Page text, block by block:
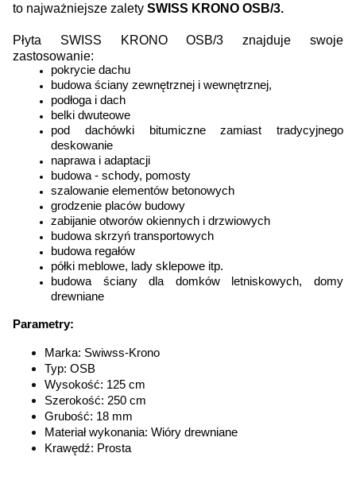
to najważniejsze zalety SWISS KRONO OSB/3.
Płyta SWISS KRONO OSB/3 znajduje swoje
zastosowanie:
pokrycie dachu
budowa ściany zewnętrznej i wewnętrznej,
podłoga i dach
belki dwuteowe
pod dachówki bitumiczne zamiast tradycyjnego
deskowanie
naprawa i adaptacji
budowa - schody, pomosty
szalowanie elementów betonowych
grodzenie placów budowy
zabijanie otworów okiennych i drzwiowych
budowa skrzyń transportowych
budowa regałów
półki meblowe, lady sklepowe itp.
budowa ściany dla domków letniskowych, domy
drewniane
Parametry:
Marka: Swiwss-Krono
Typ: OSB
Wysokość: 125 cm
Szerokość: 250 cm
Grubość: 18 mm
Materiał wykonania: Wióry drewniane
Krawędź: Prosta